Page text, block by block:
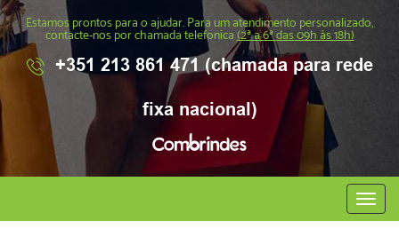
Estamos prontos para o ajudar. Para um atendimento personalizado,
contacte-nos por chamada telefonica(2ª a 6ª das 09h às 18h)
+351 213 861 471 (chamada para rede
fixa nacional)
Abrir
menu